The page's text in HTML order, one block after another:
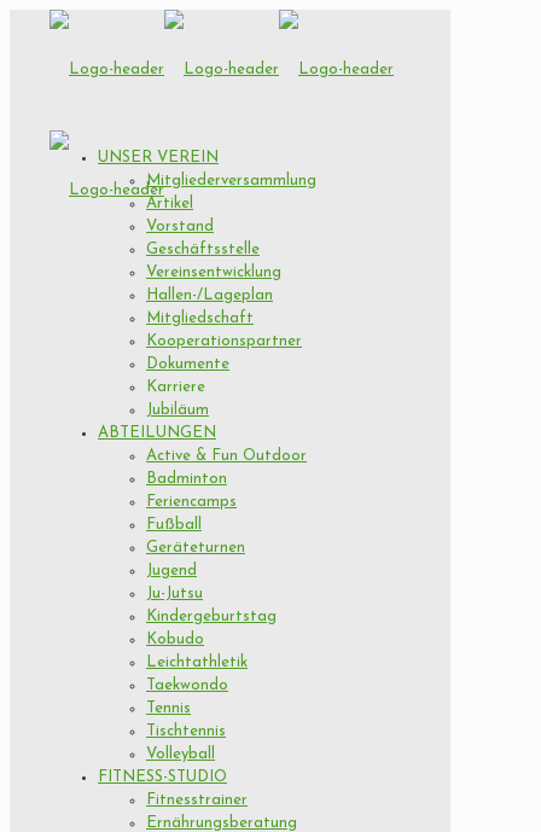
UNSER VEREIN
Mitgliederversammlung
Artikel
Vorstand
Geschäftsstelle
Vereinsentwicklung
Hallen-/Lageplan
Mitgliedschaft
Kooperationspartner
Dokumente
Karriere
Jubiläum
ABTEILUNGEN
Active & Fun Outdoor
Badminton
Feriencamps
Fußball
Geräteturnen
Jugend
Ju-Jutsu
Kindergeburtstag
Kobudo
Leichtathletik
Taekwondo
Tennis
Tischtennis
Volleyball
FITNESS-STUDIO
Fitnesstrainer
Ernährungsberatung